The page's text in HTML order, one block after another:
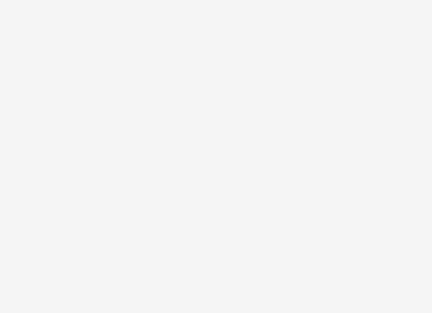
нас и так надолго ничего не